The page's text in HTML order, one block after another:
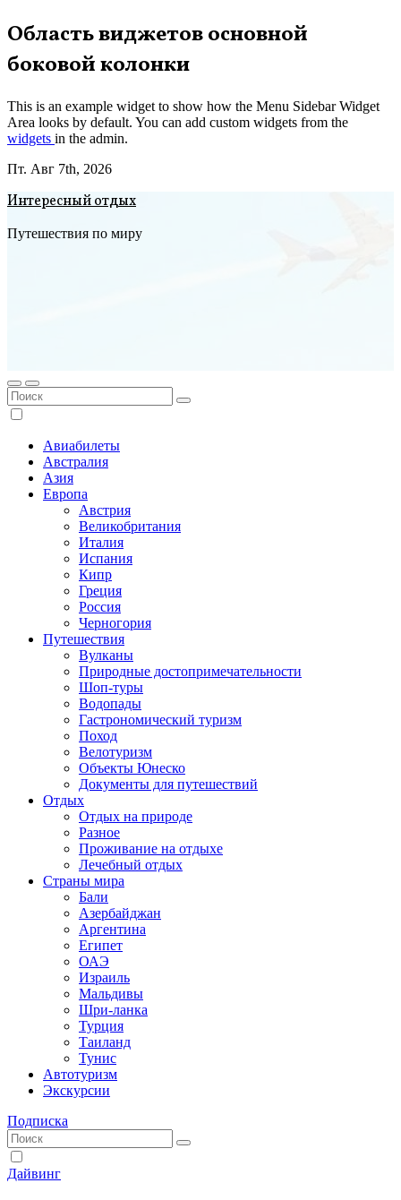
Перейти
к
содержимому
Область виджетов основной
боковой колонки
This is an example widget to show how the Menu Sidebar Widget
Area looks by default. You can add custom widgets from the
widgets in the admin.
Пт. Авг 7th, 2026
Интересный отдых
Путешествия по миру
Авиабилеты
Австралия
Азия
Европа
Австрия
Великобритания
Италия
Испания
Кипр
Греция
Россия
Черногория
Путешествия
Вулканы
Природные достопримечательности
Шоп-туры
Водопады
Гастрономический туризм
Поход
Велотуризм
Объекты Юнеско
Документы для путешествий
Отдых
Отдых на природе
Разное
Проживание на отдыхе
Лечебный отдых
Страны мира
Бали
Азербайджан
Аргентина
Египет
ОАЭ
Израиль
Мальдивы
Шри-ланка
Турция
Таиланд
Тунис
Автотуризм
Экскурсии
Подписка
Дайвинг